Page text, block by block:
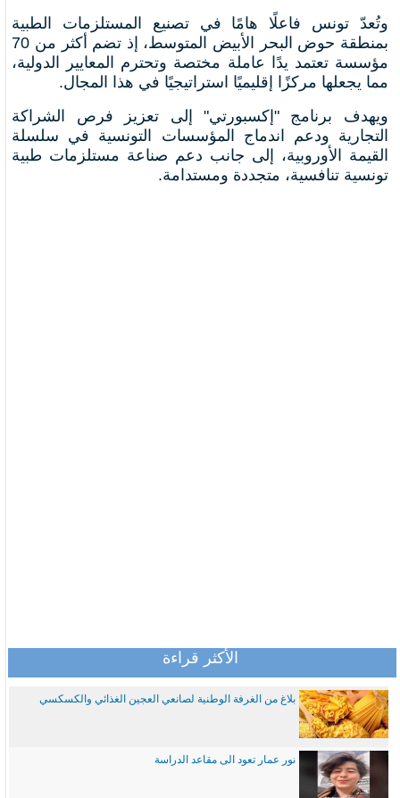
وتُعدّ تونس فاعلًا هامًا في تصنيع المستلزمات الطبية
بمنطقة حوض البحر الأبيض المتوسط، إذ تضم أكثر من 70
مؤسسة تعتمد يدًا عاملة مختصة وتحترم المعايير الدولية،
مما يجعلها مركزًا إقليميًا استراتيجيًا في هذا المجال.
ويهدف برنامج "إكسبورتي" إلى تعزيز فرص الشراكة
التجارية ودعم اندماج المؤسسات التونسية في سلسلة
القيمة الأوروبية، إلى جانب دعم صناعة مستلزمات طبية
تونسية تنافسية، متجددة ومستدامة.
الأكثر قراءة
بلاغ من الغرفة الوطنية لصانعي العجين الغذائي والكسكسي
نور عمار تعود الى مقاعد الدراسة